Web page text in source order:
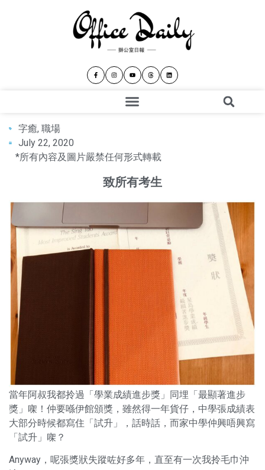
字癒, 職場
July 22, 2020
*所有內容及圖片嚴禁任何形式轉載
致所有考生
當年阿叔我都拎過「學業成績進步獎」同埋「最顯著進步
獎」㗎！仲要喺伊館頒獎，雖然得一年貨仔，中學張成績表
大部分時候都寫住「試升」，話時話，而家中學仲興唔興寫
「試升」㗎？
Anyway，呢張獎狀失蹤咗好多年，直至有一次我拎毛巾沖